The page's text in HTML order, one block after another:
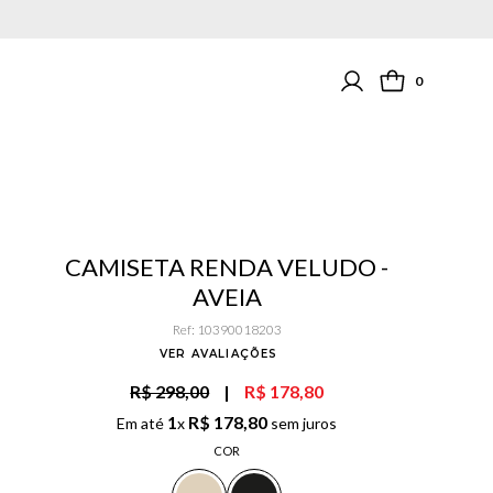
0
CAMISETA RENDA VELUDO -
AVEIA
Ref: 10390018203
VER AVALIAÇÕES
R$ 298,00 | R$ 178,80
Em até 1x R$ 178,80 sem juros
COR